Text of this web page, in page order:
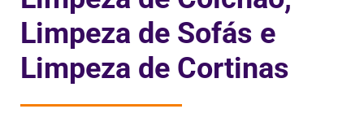
Limpeza de Sofás e
Limpeza de Cortinas